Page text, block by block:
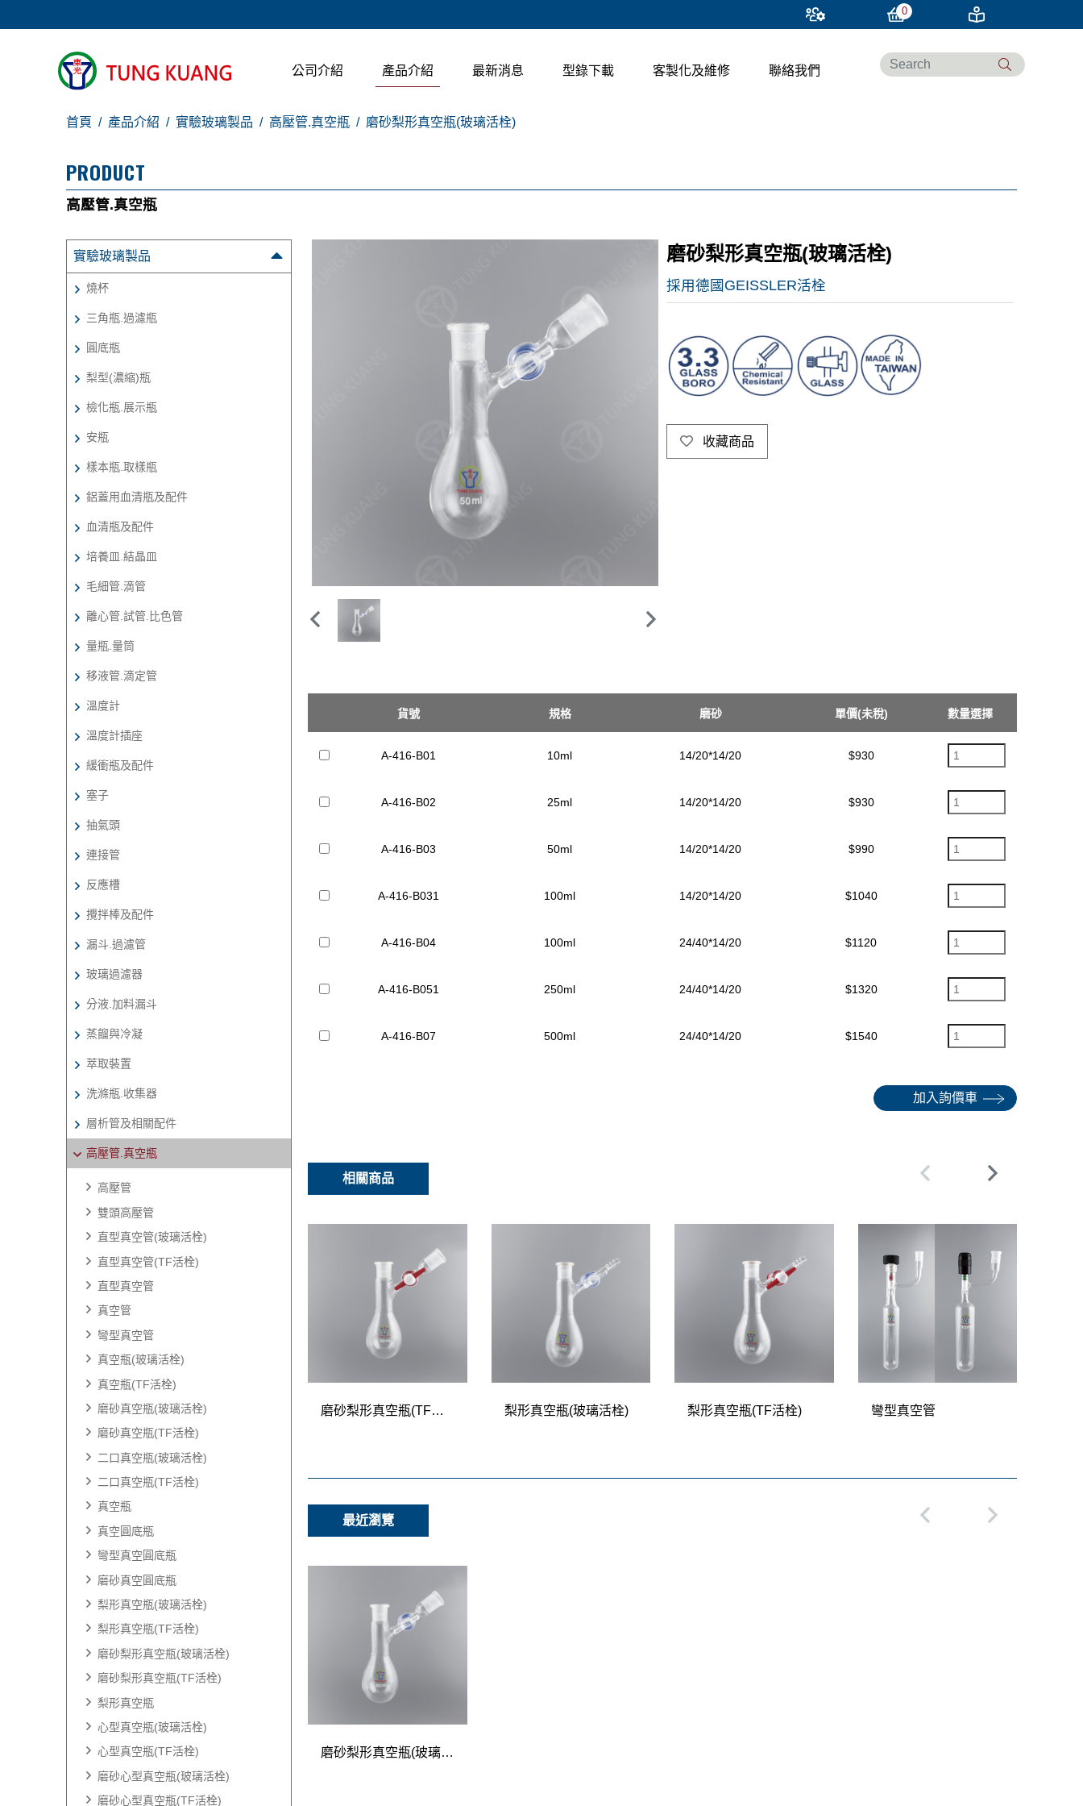
0
公司介紹 產品介紹 最新消息 型錄下載 客製化及維修 聯絡我們
首頁 產品介紹 實驗玻璃製品 高壓管.真空瓶 磨砂梨形真空瓶(玻璃活栓)
PRODUCT
高壓管.真空瓶
實驗玻璃製品
燒杯
三角瓶.過濾瓶
圓底瓶
梨型(濃縮)瓶
檢化瓶.展示瓶
安瓶
樣本瓶.取樣瓶
鋁蓋用血清瓶及配件
血清瓶及配件
培養皿.結晶皿
毛細管.滴管
離心管.試管.比色管
量瓶.量筒
移液管.滴定管
溫度計
溫度計插座
緩衝瓶及配件
塞子
抽氣頭
連接管
反應槽
攪拌棒及配件
漏斗.過濾管
玻璃過濾器
分液.加料漏斗
蒸餾與冷凝
萃取裝置
洗滌瓶.收集器
層析管及相關配件
高壓管.真空瓶
高壓管
雙頭高壓管
直型真空管(玻璃活栓)
直型真空管(TF活栓)
直型真空管
真空管
彎型真空管
真空瓶(玻璃活栓)
真空瓶(TF活栓)
磨砂真空瓶(玻璃活栓)
磨砂真空瓶(TF活栓)
二口真空瓶(玻璃活栓)
二口真空瓶(TF活栓)
真空瓶
真空圓底瓶
彎型真空圓底瓶
磨砂真空圓底瓶
梨形真空瓶(玻璃活栓)
梨形真空瓶(TF活栓)
磨砂梨形真空瓶(玻璃活栓)
磨砂梨形真空瓶(TF活栓)
梨形真空瓶
心型真空瓶(玻璃活栓)
心型真空瓶(TF活栓)
磨砂心型真空瓶(玻璃活栓)
磨砂心型真空瓶(TF活栓)
磨砂梨形真空瓶(玻璃活栓)
採用德國GEISSLER活栓
收藏商品
貨號 規格 磨砂 單價(未稅) 數量選擇
A-416-B01 10ml 14/20*14/20 $930
A-416-B02 25ml 14/20*14/20 $930
A-416-B03 50ml 14/20*14/20 $990
A-416-B031 100ml 14/20*14/20 $1040
A-416-B04 100ml 24/40*14/20 $1120
A-416-B051 250ml 24/40*14/20 $1320
A-416-B07 500ml 24/40*14/20 $1540
加入詢價車
相關商品
磨砂梨形真空瓶(TF活栓) 梨形真空瓶(玻璃活栓) 梨形真空瓶(TF活栓) 彎型真空管
最近瀏覽
磨砂梨形真空瓶(玻璃活栓)